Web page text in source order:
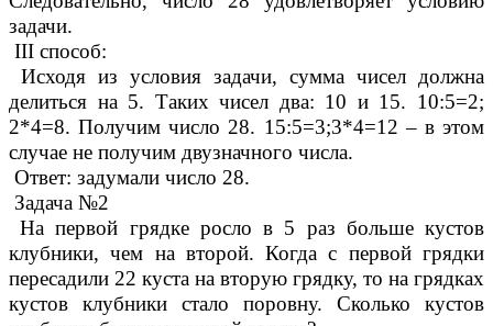
задачи.
III способ:
Исходя из условия задачи, сумма чисел должна
делиться на 5. Таких чисел два: 10 и 15. 10:5=2;
2*4=8. Получим число 28. 15:5=3;3*4=12 – в этом
случае не получим двузначного числа.
Ответ: задумали число 28.
Задача №2
На первой грядке росло в 5 раз больше кустов
клубники, чем на второй. Когда с первой грядки
пересадили 22 куста на вторую грядку, то на грядках
кустов клубники стало поровну. Сколько кустов